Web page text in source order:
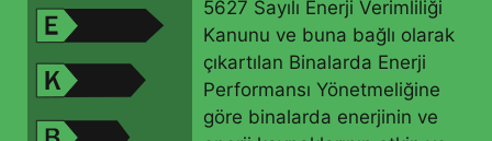
5627 Sayılı Enerji Verimliliği
Kanunu ve buna bağlı olarak
çıkartılan Binalarda Enerji
Performansı Yönetmeliğine
göre binalarda enerjinin ve